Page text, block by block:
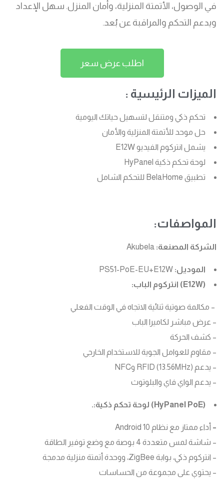
في الوصول، الأتمتة المنزلية، وأمان المنزل. سهل الإعداد
ويدعم التحكم والمراقبة عن بُعد.
اطلب عرض سعر
الميزات الرئيسية :
تحكم ذكي ومتنقل لتسهيل حياتك اليومية
حل موحد للأتمتة المنزلية والأمان
يشمل انتركوم الفيديو E12W
لوحة تحكم ذكية HyPanel
تطبيق BelaHome للتحكم الشامل
المواصفات:
الشركة المصنعة: Akubela
الموديل: PS51-PoE-EU+E12W
(E12W) انتركوم الباب:
– مكالمة صوتية ثنائية الاتجاه في الوقت الفعلي
– عرض مباشر لكاميرا الباب
– كشف الحركة
– مقاوم للعوامل الجوية للاستخدام الخارجي
– يدعم RFID (13.56MHz) وNFC
– يدعم الواي فاي والبلوتوث
(HyPanel PoE) لوحة تحكم ذكية:.
– أداء ممتاز مع نظام Android 10
– شاشة لمس متعددة 4 بوصة مع وضع توفير الطاقة
– انتركوم ذكي، بوابة ZigBee، ووحدة أتمتة منزلية مدمجة
– يحتوي على مجموعة من الحساسات